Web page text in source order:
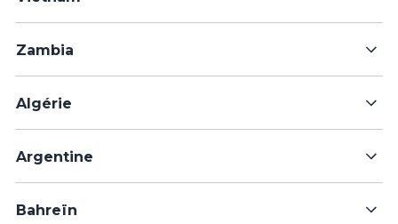
Zambia
Algérie
Argentine
Bahreïn